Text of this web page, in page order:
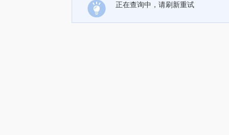
正在查询中，请刷新重试